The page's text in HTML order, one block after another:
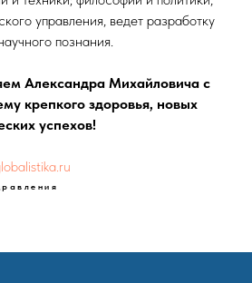
управления, ведет разработку
познания.
Александра Михайловича с
крепкого здоровья, новых
успехов!